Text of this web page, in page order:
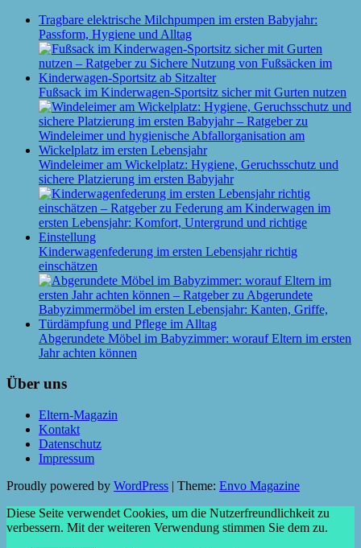
Tragbare elektrische Milchpumpen im ersten Babyjahr:
Passform, Hygiene und Alltag
Fußsack im Kinderwagen-Sportsitz sicher mit Gurten nutzen
Windeleimer am Wickelplatz: Hygiene, Geruchsschutz und
sichere Platzierung im ersten Babyjahr
Kinderwagenfederung im ersten Lebensjahr richtig
einschätzen
Abgerundete Möbel im Babyzimmer: worauf Eltern im ersten
Jahr achten können
Über uns
Eltern-Magazin
Kontakt
Datenschutz
Impressum
Proudly powered by WordPress | Theme: Envo Magazine
Diese Seite verwendet Cookies, um die Nutzerfreundlichkeit zu
verbessern. Mit der weiteren Verwendung stimmen Sie dem zu.